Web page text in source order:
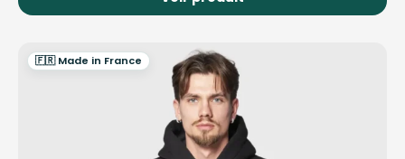
🇫🇷 Made in France